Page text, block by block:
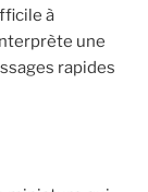
à
une
rapides